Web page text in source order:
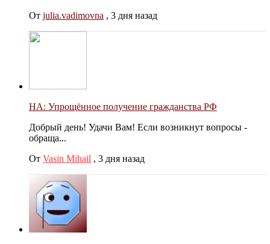
От julia.vadimovna , 3 дня назад
НА: Упрощённое получение гражданства РФ
Добрый день! Удачи Вам! Если возникнут вопросы -
обраща...
От Vasin Mihail , 3 дня назад